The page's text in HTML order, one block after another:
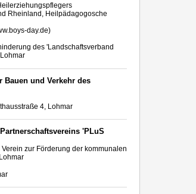
Rheinland, Heilpädagogosche
day.de)
des 'Landschaftsverband
Bauen und Verkehr des
4, Lohmar
'PLuS
Verein zur Förderung der kommunalen